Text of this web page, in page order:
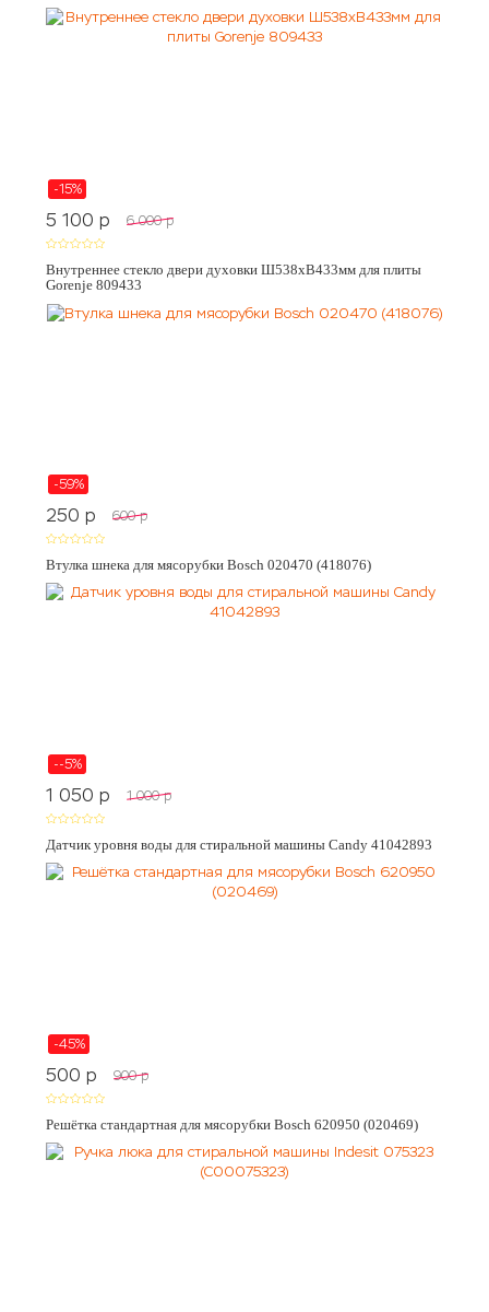
-15%
5 100 p 6 000 p
Внутреннее стекло двери духовки Ш538хВ433мм для плиты
Gorenje 809433
-59%
250 p 600 p
Втулка шнека для мясорубки Bosch 020470 (418076)
--5%
1 050 p 1 000 p
Датчик уровня воды для стиральной машины Candy 41042893
-45%
500 p 900 p
Решётка стандартная для мясорубки Bosch 620950 (020469)